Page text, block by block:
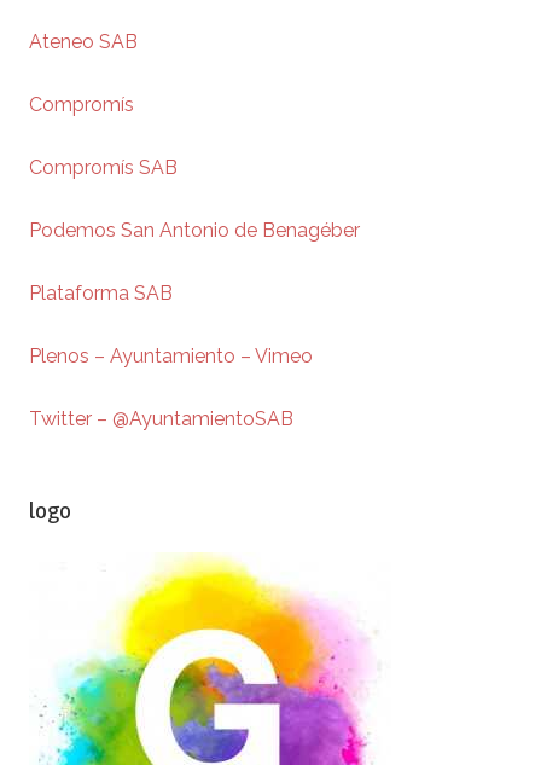
Ateneo SAB
Compromís
Compromís SAB
Podemos San Antonio de Benagéber
Plataforma SAB
Plenos – Ayuntamiento – Vimeo
Twitter – @AyuntamientoSAB
logo